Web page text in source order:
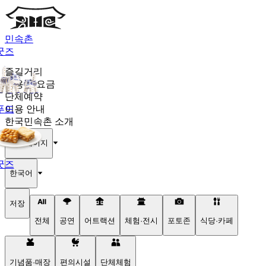
민속촌
즈
드
즈
즐길거리
이용권·요금
단체예약
이용 안내
한국민속촌 소개
마이페이지
한국어
저장
전체
공연 어트랙션 체험·전시 포토존 식당·카페
기념품·매장 편의시설 단체체험